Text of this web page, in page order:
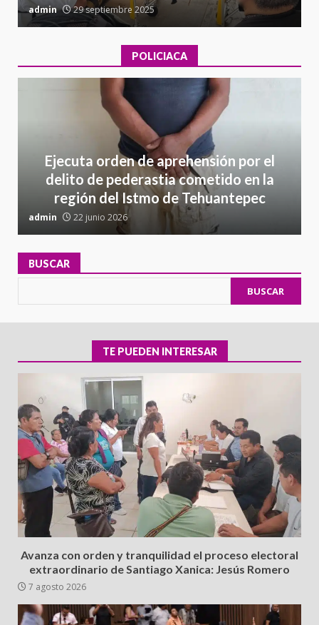
admin 29 septiembre 2025
POLICIACA
Ejecuta orden de aprehensión por el
delito de pederastia cometido en la
región del Istmo de Tehuantepec
admin 22 junio 2026
BUSCAR
BUSCAR
TE PUEDEN INTERESAR
Avanza con orden y tranquilidad el proceso electoral
extraordinario de Santiago Xanica: Jesús Romero
7 agosto 2026